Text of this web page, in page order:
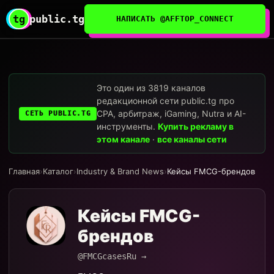
tg public.tg НАПИСАТЬ @AFFTOP_CONNECT
СЕТЬ PUBLIC.TG
Это один из 3819 каналов
редакционной сети public.tg про
CPA, арбитраж, iGaming, Nutra и AI-
инструменты.Купить рекламу в
этом канале ·все каналы сети
Главная›Каталог›Industry & Brand News›Кейсы FMCG-брендов
Кейсы FMCG-
брендов
@FMCGcasesRu →